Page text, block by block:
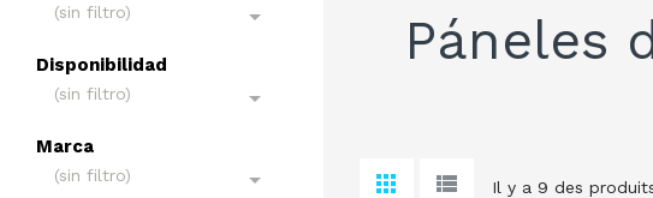
(sin filtro) 
Disponibilidad
(sin filtro) 
Marca
(sin filtro) 
Páneles
Il y a 9 des